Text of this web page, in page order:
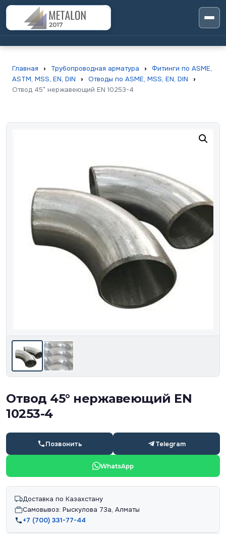
Главная › Трубопроводная арматура ›
Фитинги по ASME,
ASTM, MSS, EN, DIN
› Отводы по ASME, MSS, EN, DIN
›
Отвод 45° нержавеющий EN 10253-4
Отвод 45° нержавеющий EN
10253-4
Позвонить Telegram
WhatsApp
Доставка по Казахстану
Самовывоз: Рыскулова 73а, Алматы
+7 (700) 331-77-44